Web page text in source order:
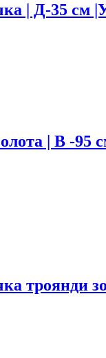
| Д-35 см
| В -95
троянди